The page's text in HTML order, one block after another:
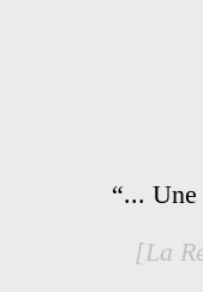
“... Une
[La